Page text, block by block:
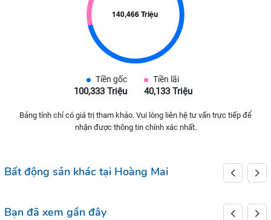
Tiền gốc
100,333 Triệu
Tiền lãi
40,133 Triệu
Bảng tính chỉ có giá trị tham khảo. Vui lòng liên hệ tư vấn trực tiếp để
nhận được thông tin chính xác nhất.
Bất động sản khác tại Hoàng Mai
Bạn đã xem gần đây